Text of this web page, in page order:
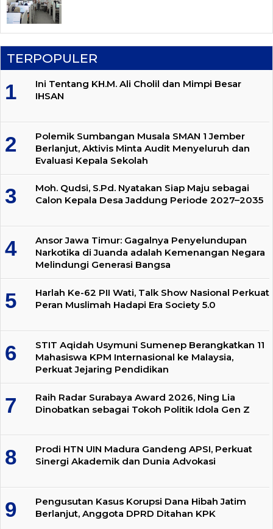
TERPOPULER
Ini Tentang KH.M. Ali Cholil dan Mimpi Besar
IHSAN
Polemik Sumbangan Musala SMAN 1 Jember
Berlanjut, Aktivis Minta Audit Menyeluruh dan
Evaluasi Kepala Sekolah
Moh. Qudsi, S.Pd. Nyatakan Siap Maju sebagai
Calon Kepala Desa Jaddung Periode 2027–2035
Ansor Jawa Timur: Gagalnya Penyelundupan
Narkotika di Juanda adalah Kemenangan Negara
Melindungi Generasi Bangsa
Harlah Ke-62 PII Wati, Talk Show Nasional Perkuat
Peran Muslimah Hadapi Era Society 5.0
STIT Aqidah Usymuni Sumenep Berangkatkan 11
Mahasiswa KPM Internasional ke Malaysia,
Perkuat Jejaring Pendidikan
Raih Radar Surabaya Award 2026, Ning Lia
Dinobatkan sebagai Tokoh Politik Idola Gen Z
Prodi HTN UIN Madura Gandeng APSI, Perkuat
Sinergi Akademik dan Dunia Advokasi
Pengusutan Kasus Korupsi Dana Hibah Jatim
Berlanjut, Anggota DPRD Ditahan KPK